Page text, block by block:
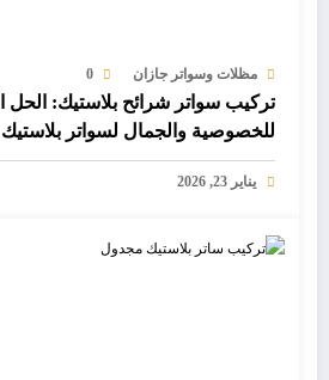
مظلات وسواتر جازان 0
تركيب سواتر شرائح بلاستيك: الحل
للخصوصية والجمال لسواتر
يناير 23, 2026